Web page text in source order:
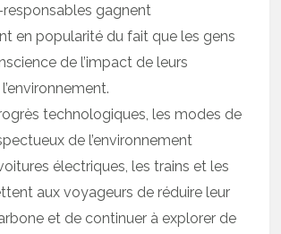
gagnent
en popularité du fait que les gens
de l’impact de leurs
technologiques, les modes de
de l’environnement
électriques, les trains et les
aux voyageurs de réduire leur
et de continuer à explorer de